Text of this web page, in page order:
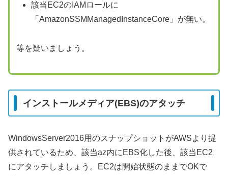
該当EC2のIAMロールに
「AmazonSSMManagedInstanceCore」が無い。
等を疑いましょう。
インストールメディア(EBS)のアタッチ
WindowsServer2016用のスナップショットがAWSより提
供されているため、該当az内にEBS化した後、該当EC2
にアタッチしましょう。EC2は開始状態のままでOKで